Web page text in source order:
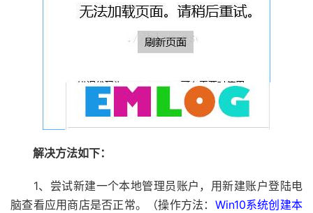
解决方法如下：
1、尝试新建一个本地管理员账户，用新建账户登陆电
脑查看应用商店是否正常。（操作方法： Win10系统创建本